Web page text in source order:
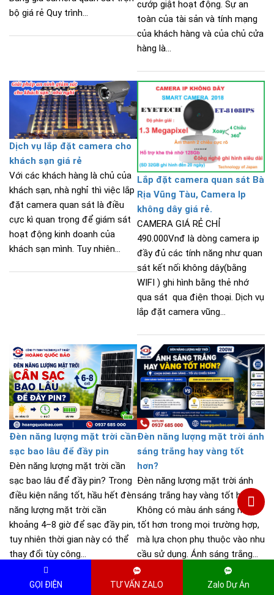
bộ giá rẻ Quy trình...
cướp giật hoạt động. Sự an
toàn của tài sản và tính mạng
của khách hàng và của chủ cửa
hàng là...
Dịch vụ lắp đặt camera cho
khách sạn giá rẻ
Với các khách hàng là chủ của
khách sạn, nhà nghỉ thì việc lắp
đặt camera quan sát là điều
cực kì quan trọng để giám sát
hoạt động kinh doanh của
khách sạn mình. Tuy nhiên...
Lắp đặt camera quan sát Bà
Rịa Vũng Tàu, Camera Ip
không dây giá rẻ.
CAMERA GIÁ RẺ CHỈ
490.000Vnđ là dòng camera ip
đầy đủ các tính năng như quan
sát kết nối không dây(bằng
WIFI ) ghi hình bằng thẻ nhớ
qua sát qua điện thoại. Dịch vụ
lắp đặt camera vũng...
Đèn năng lượng mặt trời cần
sạc bao lâu để đầy pin
Đèn năng lượng mặt trời cần
sạc bao lâu để đầy pin? Trong
điều kiện nắng tốt, hầu hết đèn
năng lượng mặt trời cần
khoảng 4–8 giờ để sạc đầy pin,
tuy nhiên thời gian này có thể
thay đổi tùy công...
Đèn năng lượng mặt trời ánh
sáng trắng hay vàng tốt
hơn?
Đèn năng lượng mặt trời ánh
sáng trắng hay vàng tốt hơn?
Không có màu ánh sáng nào
tốt hơn trong mọi trường hợp,
mà lựa chọn phụ thuộc vào nhu
cầu sử dụng. Ánh sáng trắng...
GỌI ĐIỆN TƯ VẤN ZALO Zalo Dự Án